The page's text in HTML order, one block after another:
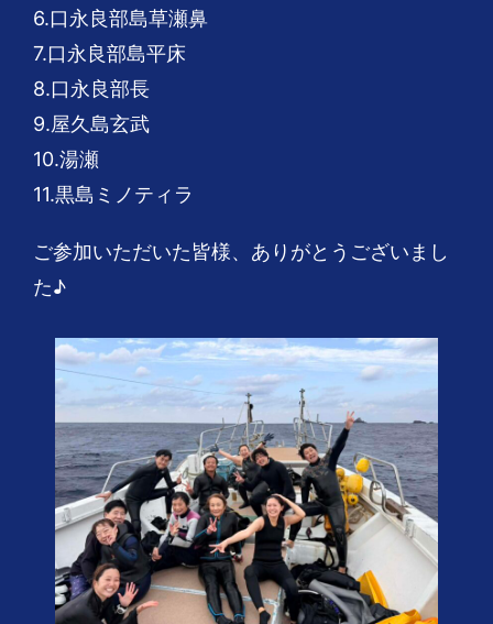
6.口永良部島草瀬鼻
7.口永良部島平床
8.口永良部長
9.屋久島玄武
10.湯瀬
11.黒島ミノティラ
ご参加いただいた皆様、ありがとうございまし
た♪